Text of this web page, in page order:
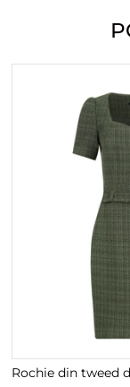
Rochie din tweed